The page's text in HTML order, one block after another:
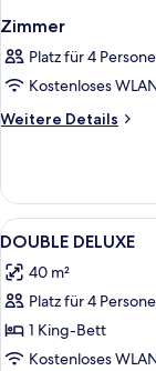
Zimmer
Platz für 4
Kostenloses
Weitere Details
Weitere
Alle
Fotos
für
DOUBLE
DELUXE
anzeigen
4
DOUBLE DELUXE
40 m²
Platz für 4
1 King-Bett
Kostenloses